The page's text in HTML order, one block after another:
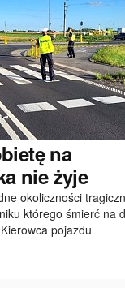
na
nie żyje
okoliczności
którego śmierć na
pojazdu